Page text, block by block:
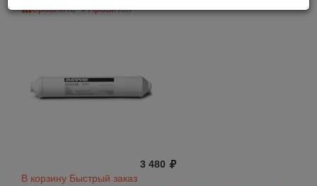
Сравнить Нравится
3 480
В корзину Быстрый заказ